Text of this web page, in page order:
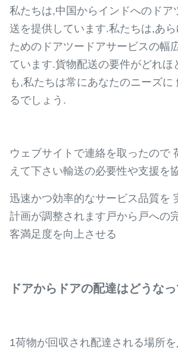
私たちは,中国からインドへのドア
送を提供しています.私たちは,あ
ためのドアツードアサービスの幅
ています.貨物配送の要件がどれほ
も,私たちは常にあなたのニーズに
るでしょう.
ウェブサイトで連絡を取ったので
えて下さい輸送の必要性や支援を
迅速かつ効率的なサービス品質を
計画が調整されます戸から戸への
客満足度を向上させる
ドアからドアの配達はどうな
1荷物が回収され配達される場所